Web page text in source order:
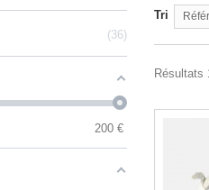
36
200 €
Tri
Résultats